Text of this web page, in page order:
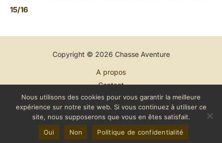
15/16
Copyright © 2026 Chasse Aventure
A propos
Contact
Plan du site
Mentions légales
Politique de confidentialité
Nous utilisons des cookies pour vous garantir la meilleure
expérience sur notre site web. Si vous continuez à utiliser ce
site, nous supposerons que vous en êtes satisfait.
Oui
Non Politique de confidentialité